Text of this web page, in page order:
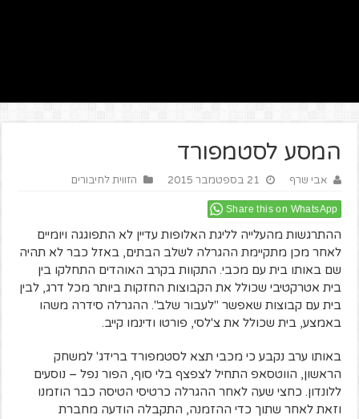
המסע לסטמפורד
אבי שרף 21 בספטמבר 2015 הזווית לחיבורים
Share this on WhatsApp
ההתרגשות מהעלייה לליגת האלופות עדיין לא התפוגגה ויומיים
לאחר מכן מתקיימת ההגרלה לשלב הבתים, באזל כבר לא תהיה
שם באותו בית עם מכבי. התקוות בקרב האוהדים התחלקו בין
בית אטרקטיבי שכולל את הקבוצות החזקות ביותר מכל דרג, לבין
בית עם קבוצות שאפשר "לעבור שלב". ההגרלה סידרה משהו
באמצע, בית שכולל את צ'לסי, פורטו ודינמו קייב.
באותו ערב נקבע כי מכבי תצא לסטמפורד ברידג' למשחק
הראשון, הווטסאפ התחיל לצפצף בלי סוף, הפור נפל – נוסעים
ללונדון. כחצי שעה לאחר ההגרלה כרטיסי הטיסה כבר הוזמנו
וזאת לאחר שתוך כדי ההזמנה, התקבלה הודעה מחברת